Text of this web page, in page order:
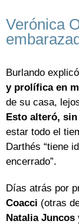
Verónica
Burlando
y prolífica en
de su casa,
Esto alteró,
estar todo el
Darthés “tiene
encerrado”.
Días atrás por
Coacci (otras
Natalia Juncos